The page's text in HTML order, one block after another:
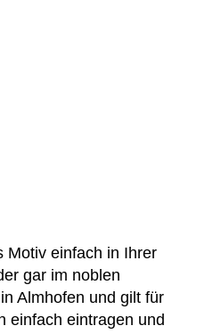
Motiv einfach in Ihrer
gar im noblen
Almhofen und gilt für
einfach eintragen und